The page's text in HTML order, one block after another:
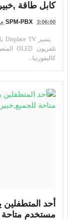
كابل طاقة ,خبير
SPM-PBX 3:06:00 م
كاليفورنيا...
مستخدم متاحة